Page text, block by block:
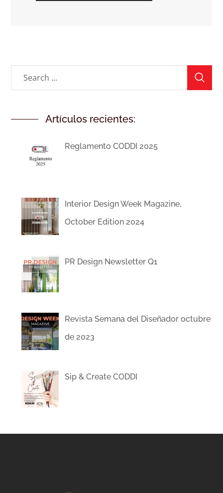
Artículos recientes:
Reglamento CODDI 2025
Interior Design Week Magazine,
October Edition 2024
PR Design Newsletter Q1
Revista Semana del Diseñador octubre
de 2023
Sip & Create CODDI